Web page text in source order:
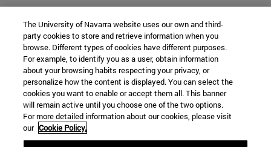
The University of Navarra website uses our own and third-
party cookies to store and retrieve information when you
browse. Different types of cookies have different purposes.
For example, to identify you as a user, obtain information
about your browsing habits respecting your privacy, or
personalize how the content is displayed. You can select the
cookies you want to enable or accept them all. This banner
will remain active until you choose one of the two options.
For more detailed information about our cookies, please visit
our Cookie Policy.